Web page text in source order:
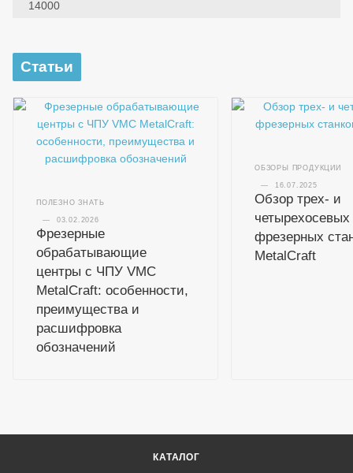
14000
Статьи
ПОЛЕЗНО ЗНАТЬ
— 03.02.2026
Фрезерные
обрабатывающие
центры с ЧПУ VMC
MetalCraft: особенности,
преимущества и
расшифровка
обозначений
ОБЗОРЫ ПРОДУКЦИИ
— 16.07.2025
Обзор трех- и
четырехосевых
фрезерных
MetalCraft
КАТАЛОГ